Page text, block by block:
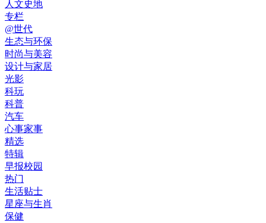
人文史地
专栏
@世代
生态与环保
时尚与美容
设计与家居
光影
科玩
科普
汽车
心事家事
精选
特辑
早报校园
热门
生活贴士
星座与生肖
保健